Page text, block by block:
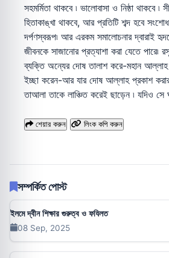
সহমর্মিতা থাকবে ৷ ভালোবাসা ও নিষ্ঠা থাকবে ৷
হিতাকাঙ্খা থাকবে, আর প্রতিটি শব্দ হবে
দর্পণস্বরূপ৷ আর এরকম সমালোচনার দ্বারাই
জীবনকে সাজানোর প্রত্যাশা করা যেতে পারে৷
ব্যক্তি অন্যের দোষ তালাশ করে-মহান
ইচ্ছা করেন-আর যার দোষ আল্লাহ প্রকাশ
তাআলা তাকে লাঞ্চিত করেই ছাড়েন ৷ যদিও সে
শেয়ার করুন লিংক কপি করুন
সম্পর্কিত পোস্ট
ইলমে দ্বীন শিক্ষার গুরুত্ব ও ফযিলত
08 Sep, 2025